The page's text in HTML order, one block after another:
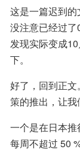
这是一篇迟到
没注意已经过
发现实际变成
下。
好了，回到正
策的推出，让我
一个是在日本
每周不超过 50